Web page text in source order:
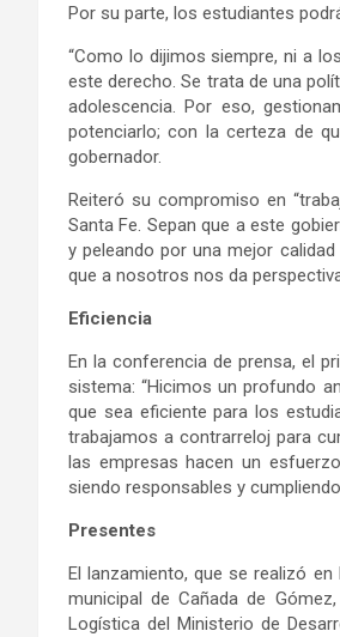
Por su parte, los estudiantes
“Como lo dijimos siempre, ni a
este derecho. Se trata de una
adolescencia. Por eso,
potenciarlo; con la certeza de
gobernador.
Reiteró su compromiso en
Santa Fe. Sepan que a este
y peleando por una mejor
que a nosotros nos da
Eficiencia
En la conferencia de prensa, el
sistema: “Hicimos un profundo
que sea eficiente para los
trabajamos a contrarreloj para
las empresas hacen un
siendo responsables y
Presentes
El lanzamiento, que se realizó
municipal de Cañada de
Logística del Ministerio de